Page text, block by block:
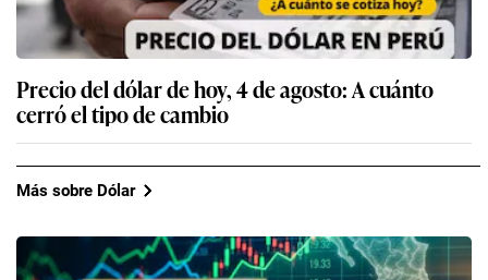
Precio del dólar de hoy, 4 de agosto: A cuánto
cerró el tipo de cambio
Más sobre Dólar